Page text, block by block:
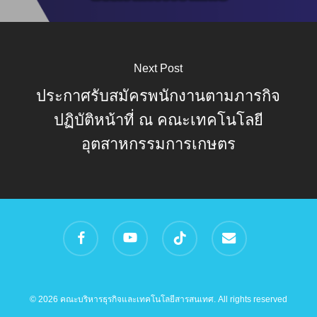
Next Post
ประกาศรับสมัครพนักงานตามภารกิจ
ปฏิบัติหน้าที่ ณ คณะเทคโนโลยี
อุตสาหกรรมการเกษตร
facebook youtube tiktok email
© 2026 คณะบริหารธุรกิจและเทคโนโลยีสารสนเทศ. All rights reserved